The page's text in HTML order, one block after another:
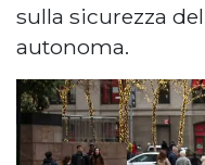
sulla sicurezza
autonoma.